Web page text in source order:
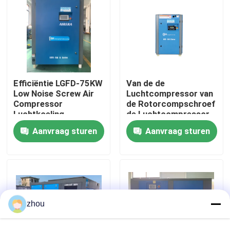
Ongeveer ons
Fabrieksreis
Kwaliteitscontrole
Contacteer ons
Gevallen
Verzoek om een Citaat
Efficiëntie LGFD-75KW
Low Noise Screw Air
Compressor
Luchtkoeling
Aanvraag sturen
Van de de
Luchtcompressor van
de Rotorcompschroef
de Luchtcompressor
Met motor voor
Gesmeerde Olie
Aanvraag sturen
zhou